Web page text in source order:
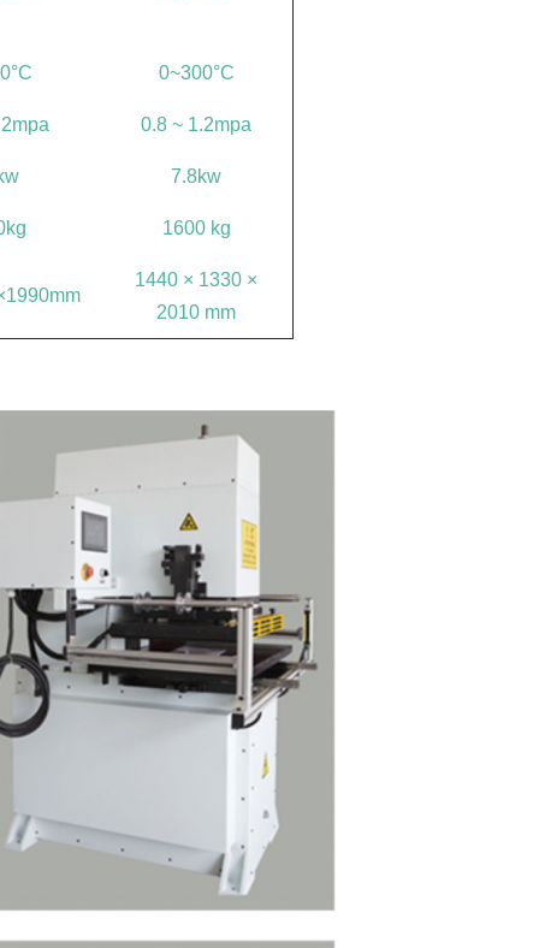
0~300°C
0.8 ~ 1.2mpa
7.8kw
1600 kg
1440 × 1330 ×
2010 mm